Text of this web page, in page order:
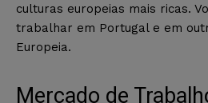
culturas europeias mais ricas.
trabalhar em Portugal e em
Europeia.
Mercado de